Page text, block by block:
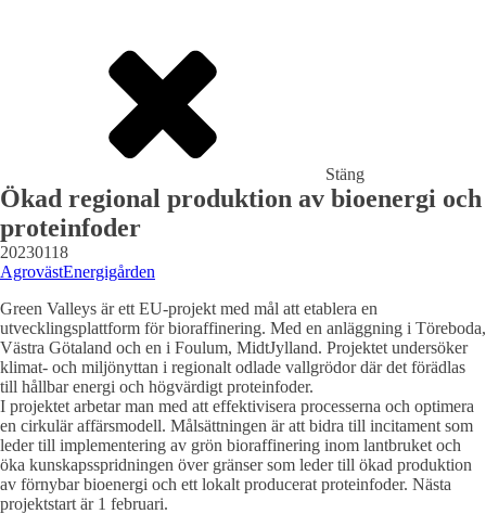
Stäng
Ökad regional produktion av bioenergi och
proteinfoder
20230118
AgrovästEnergigården
Green Valleys är ett EU-projekt med mål att etablera en
utvecklingsplattform för bioraffinering. Med en anläggning i Töreboda,
Västra Götaland och en i Foulum, MidtJylland. Projektet undersöker
klimat- och miljönyttan i regionalt odlade vallgrödor där det förädlas
till hållbar energi och högvärdigt proteinfoder.
I projektet arbetar man med att effektivisera processerna och optimera
en cirkulär affärsmodell. Målsättningen är att bidra till incitament som
leder till implementering av grön bioraffinering inom lantbruket och
öka kunskapsspridningen över gränser som leder till ökad produktion
av förnybar bioenergi och ett lokalt producerat proteinfoder. Nästa
projektstart är 1 februari.